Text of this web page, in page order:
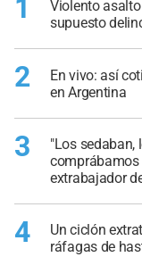
1
Violento
supuesto
2
En vivo: así
en Argentina
3
"Los sedaban,
comprábamos
extrabajador
4
Un ciclón
ráfagas de